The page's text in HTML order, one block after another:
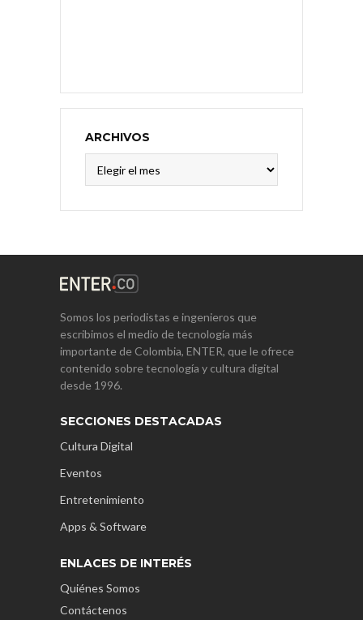
ARCHIVOS
Somos los periodistas e ingenieros que
escribimos el medio de tecnología más
importante de Colombia, ENTER, que le ofrece
contenido sobre tecnología y cultura digital
desde 1996.
SECCIONES DESTACADAS
Cultura Digital
Eventos
Entretenimiento
Apps & Software
ENLACES DE INTERÉS
Quiénes Somos
Contáctenos